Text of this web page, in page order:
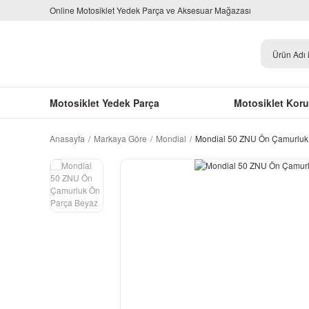
Online Motosiklet Yedek Parça ve Aksesuar Mağazası
Motosiklet Yedek Parça Motosiklet
Anasayfa Markaya Göre Mondial Mondial 50 ZNU Ön